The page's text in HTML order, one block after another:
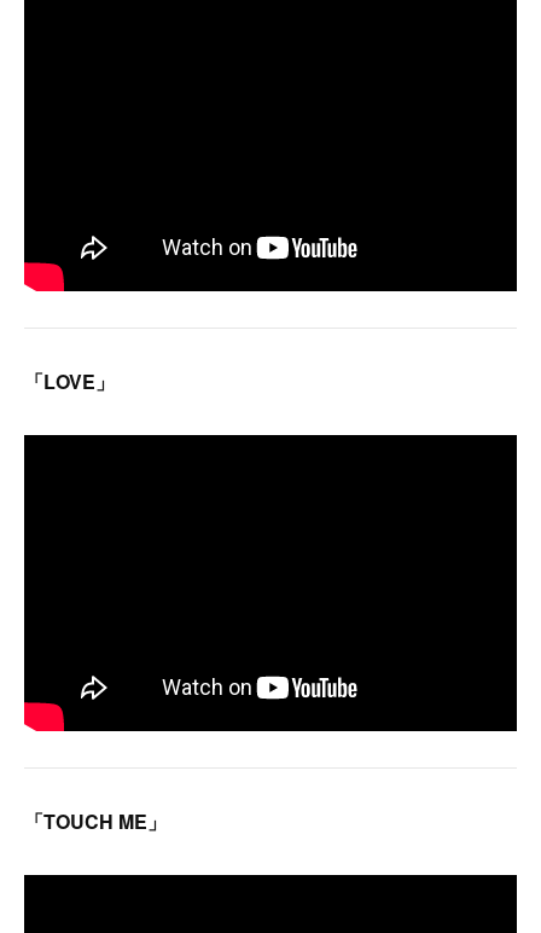
「LOVE」
「TOUCH ME」